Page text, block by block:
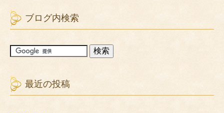
ブログ内検索
最近の投稿